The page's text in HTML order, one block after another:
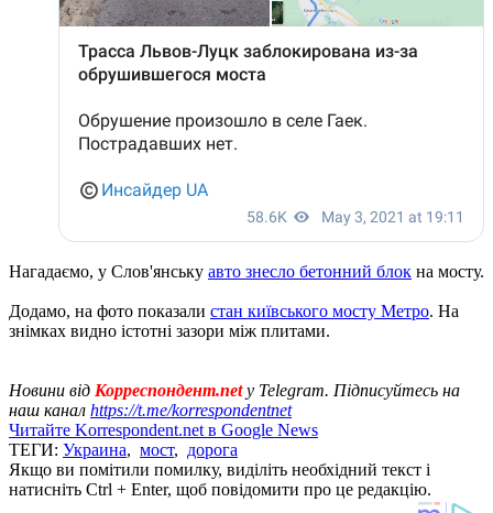
Нагадаємо, у Слов'янську авто знесло бетонний блок на мосту.
Додамо, на фото показали стан київського мосту Метро. На
знімках видно істотні зазори між плитами.
Новини від Корреспондент.netу Telegram. Підписуйтесь на
наш канал https://t.me/korrespondentnet
Читайте Korrespondent.net в Google News
ТЕГИ: Украина, мост, дорога
Якщо ви помітили помилку, виділіть необхідний текст і
натисніть Ctrl + Enter, щоб повідомити про це редакцію.